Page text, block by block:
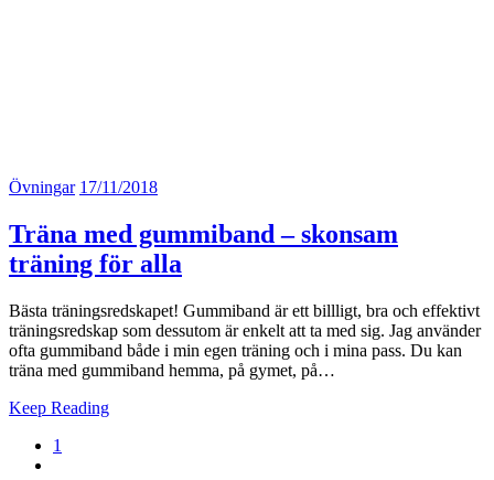
Övningar 17/11/2018
Träna med gummiband – skonsam
träning för alla
Bästa träningsredskapet! Gummiband är ett billligt, bra och effektivt
träningsredskap som dessutom är enkelt att ta med sig. Jag använder
ofta gummiband både i min egen träning och i mina pass. Du kan
träna med gummiband hemma, på gymet, på…
Keep Reading
1